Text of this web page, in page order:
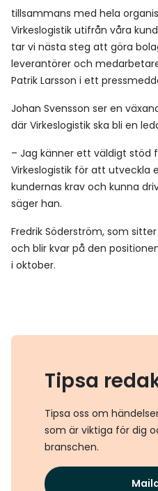
tillsammans med hela
Virkeslogistik utifrån våra
tar vi nästa steg att göra
leverantörer och
Patrik Larsson i ett
Johan Svensson ser en
där Virkeslogistik ska bli en
– Jag känner ett väldigt stöd
Virkeslogistik för att
kundernas krav och kunna
säger han.
Fredrik Söderström, som
och blir kvar på den
i oktober.
Tipsa
Tipsa oss om
som är viktiga för dig
branschen.